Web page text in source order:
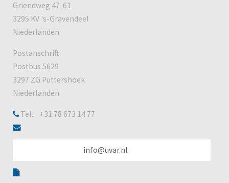
Griendweg 47-61
3295 KV 's-Gravendeel
Niederlanden
Postanschrift
Postbus 5629
3297 ZG Puttershoek
Niederlanden
Tel.: +31 78 673 14 77
info@uvar.nl